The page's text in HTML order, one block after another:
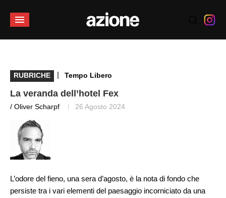
RUBRICHE | Tempo Libero
La veranda dell’hotel Fex
/ Oliver Scharpf 26 Agosto 2024
L’odore del fieno, una sera d’agosto, è la nota di fondo che
persiste tra i vari elementi del paesaggio incorniciato da una